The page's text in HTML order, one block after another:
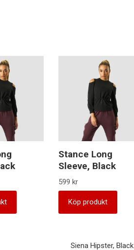
Stance Long
Sleeve, Black
599kr
Köp produkt
Siena Hipster, Black